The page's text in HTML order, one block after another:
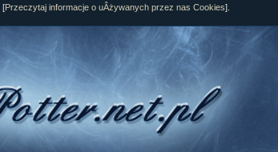
[Przeczytaj informacje o uÂżywanych przez nas Cookies].